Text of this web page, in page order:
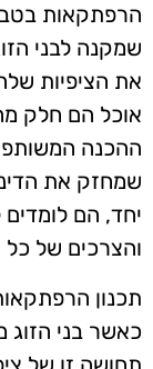
הרפתקאות
שמקנה לבני
את הציפיות
אוכל הם חלק
ההכנה
שמחזק את
יחד, הם
והצרכים של
תכנון
כאשר בני